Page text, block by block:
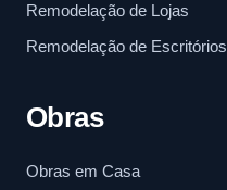
Remodelação de Lojas
Remodelação de Escritórios
Obras
Obras em Casa